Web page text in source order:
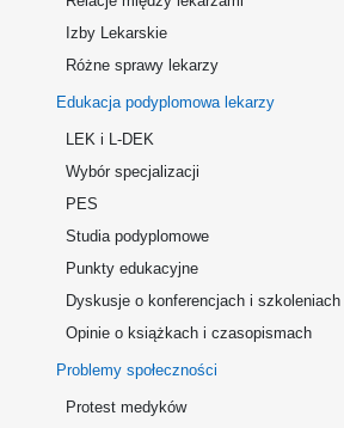
Izby Lekarskie
Różne sprawy lekarzy
Edukacja podyplomowa lekarzy
LEK i L-DEK
Wybór specjalizacji
PES
Studia podyplomowe
Punkty edukacyjne
Dyskusje o konferencjach i szkoleniach
Opinie o książkach i czasopismach
Problemy społeczności
Protest medyków